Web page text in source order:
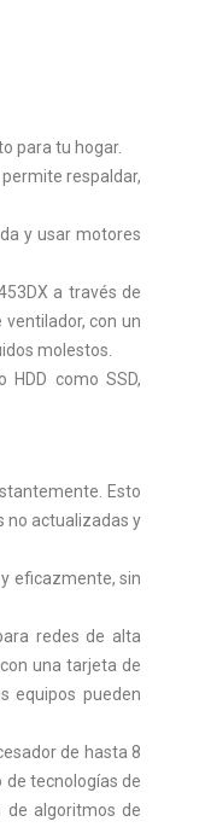
para tu hogar.
respaldar,
y usar motores
a través de
con un
molestos.
como SSD,
Esto
no actualizadas y
eficazmente, sin
redes de alta
una tarjeta de
equipos pueden
de hasta 8
de tecnologías de
de algoritmos de